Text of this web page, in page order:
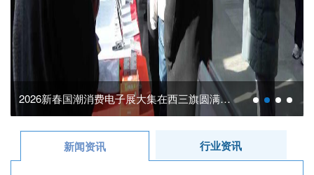
行业资讯 | 浙江艺术职业学院举办《音响调音员》培训...
新闻资讯 行业资讯